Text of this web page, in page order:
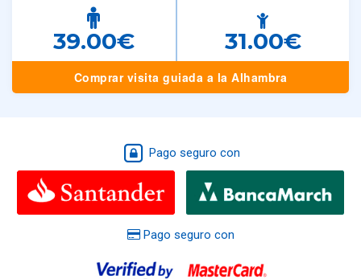
39.00€ 31.00€
Comprar visita guiada a la Alhambra
Pago seguro con
Pago seguro con